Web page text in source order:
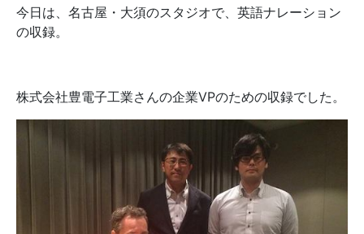
今日は、名古屋・大須のスタジオで、英語ナレーション
の収録。
株式会社豊電子工業さんの企業VPのための収録でした。